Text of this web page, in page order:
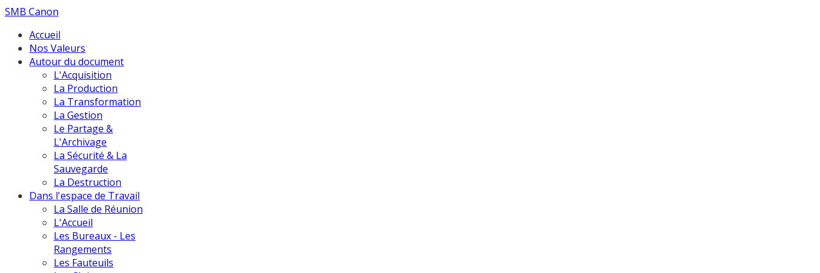
SMB Canon
Accueil
Nos Valeurs
Autour du document
L'Acquisition
La Production
La Transformation
La Gestion
Le Partage &
L'Archivage
La Sécurité & La
Sauvegarde
La Destruction
Dans l'espace de Travail
La Salle de Réunion
L'Accueil
Les Bureaux - Les
Rangements
Les Fauteuils